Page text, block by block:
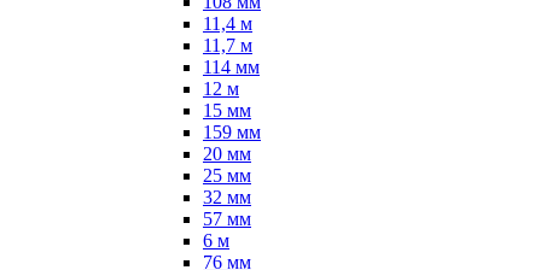
11,4 м
11,7 м
114 мм
12 м
15 мм
159 мм
20 мм
25 мм
32 мм
57 мм
6 м
76 мм